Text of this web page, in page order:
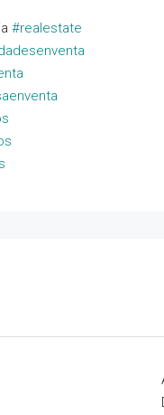
#realestate